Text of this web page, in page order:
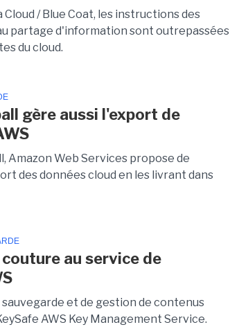
/ Blue Coat, les instructions des
partage d'information sont outrepassées
du cloud.
gère aussi l'export de
Amazon Web Services propose de
des données cloud en les livrant dans
au service de
sauvegarde et de gestion de contenus
AWS Key Management Service.